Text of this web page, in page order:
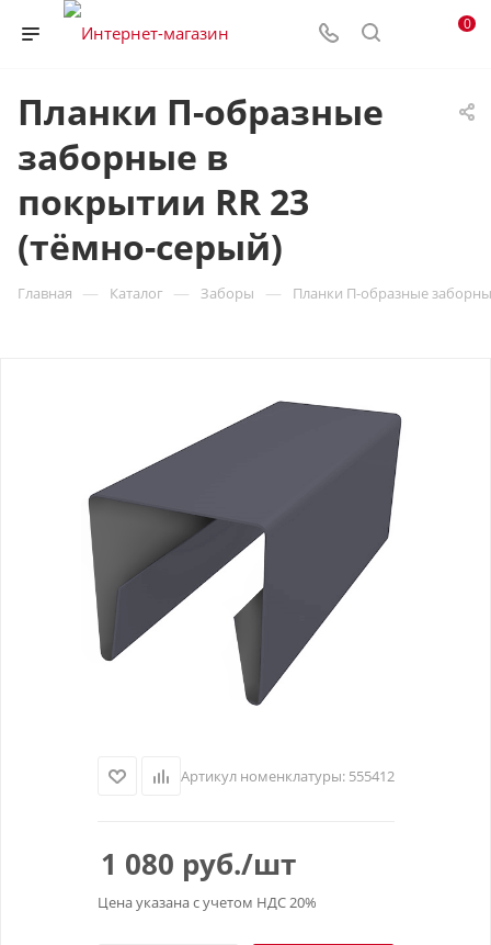
0
Планки П-образные
заборные в
покрытии RR 23
(тёмно-серый)
Главная — Каталог — Заборы — Планки П-образные
Артикул номенклатуры: 555412
1 080 руб./шт
Цена указана с учетом НДС 20%